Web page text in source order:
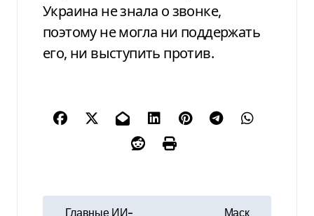
Украина не знала о звонке,
поэтому не могла ни поддержать
его, ни выступить против.
Главные ИИ-
Маск